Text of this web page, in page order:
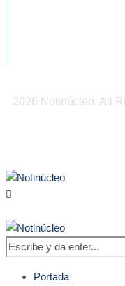
2026 Notinúcleo. All
Portada